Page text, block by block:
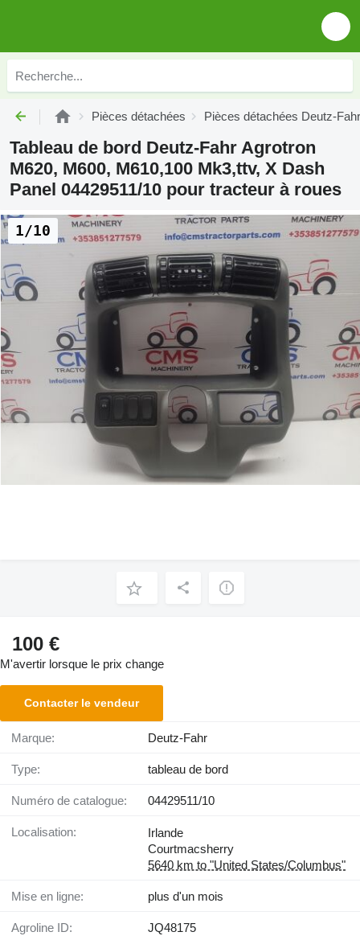
Pièces détachées Pièces détachées Deutz-Fahr
Tableau de bord Deutz-Fahr Agrotron
M620, M600, M610,100 Mk3,ttv, X Dash
Panel 04429511/10 pour tracteur à roues
1/10
100 €
M'avertir lorsque le prix change
Contacter le vendeur
Marque: Deutz-Fahr
Type: tableau de bord
Numéro de catalogue: 04429511/10
Localisation:
Irlande
Courtmacsherry
5640 km to "United States/Columbus"
Mise en ligne: plus d'un mois
Agroline ID: JQ48175